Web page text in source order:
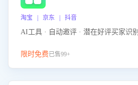
淘宝 | 京东 | 抖音
AI工具 · 自动邀评 · 潜在好评买家识别
限时免费已售99+